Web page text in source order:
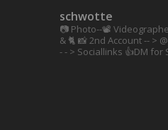
schwotte
📷 Photo--📽️
& 🐈 📸 2nd Account-- >
- - > Sociallinks 👍DM for